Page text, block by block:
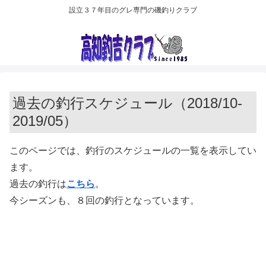
設立３７年目のグレ専門の磯釣りクラブ
過去の釣行スケジュール（2018/10-
2019/05）
このページでは、釣行のスケジュールの一覧を表示してい
ます。
過去の釣行はこちら 。
今シーズンも、８回の釣行となっています。